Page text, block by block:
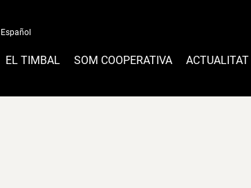
Español
EL TIMBAL SOM COOPERATIVA ACTUALITAT